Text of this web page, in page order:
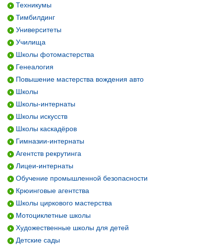
Техникумы
Тимбилдинг
Университеты
Училища
Школы фотомастерства
Генеалогия
Повышение мастерства вождения авто
Школы
Школы-интернаты
Школы искусств
Школы каскадёров
Гимназии-интернаты
Агентств рекрутинга
Лицеи-интернаты
Обучение промышленной безопасности
Крюинговые агентства
Школы циркового мастерства
Мотоциклетные школы
Художественные школы для детей
Детские сады